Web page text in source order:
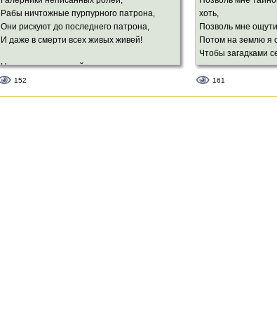
Рабы ничтожные пурпурного патрона,
Они рискуют до последнего патрона,
И даже в смерти всех живых живей!
Наездники гармоний своенравных,
В пародиях вам нет на свете равных.
152
хоть,
Позволь мне
Потом на землю я
Чтобы загадками
Меня переведут на
161